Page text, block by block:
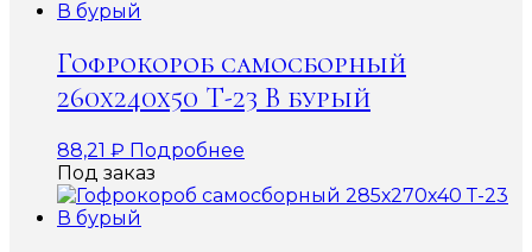
Гофрокороб самосборный
260х240х50 Т-23 В бурый
88,21 ₽ Подробнее
Под заказ